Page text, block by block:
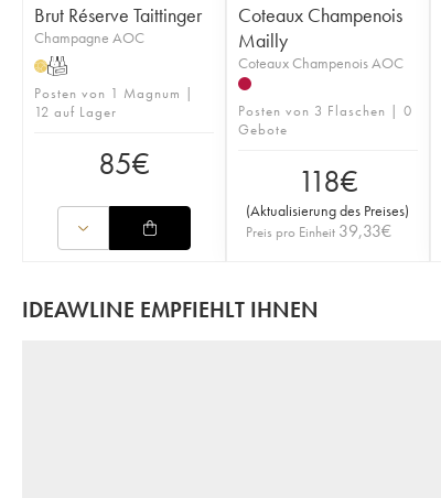
Brut Réserve Taittinger
Champagne AOC
HT
Posten von 1 Magnum |
12 auf Lager
85€
Coteaux Champenois
Mailly
Coteaux Champenois AOC
Posten von 3 Flaschen | 0
Gebote
118€
(Aktualisierung des Preises)
Preis pro Einheit 39,33€
IDEAWLINE EMPFIEHLT IHNEN